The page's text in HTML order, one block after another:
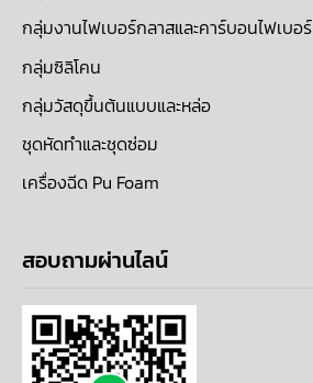
กลุ่มงานไฟเบอร์กลาสและคาร์บอนไฟเบอร์
กลุ่มซิลิโคน
กลุ่มวัสดุขึ้นต้นแบบและหล่อ
ชุดหัดทำและชุดซ่อม
เครื่องฉีด Pu Foam
สอบถามผ่านไลน์